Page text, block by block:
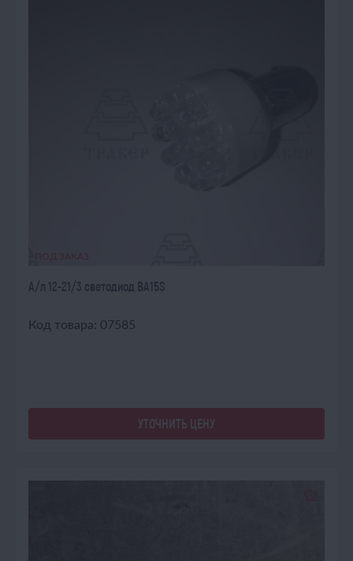
А/л 12-21/3 светодиод BA15S
Код товара: 07585
УТОЧНИТЬ ЦЕНУ